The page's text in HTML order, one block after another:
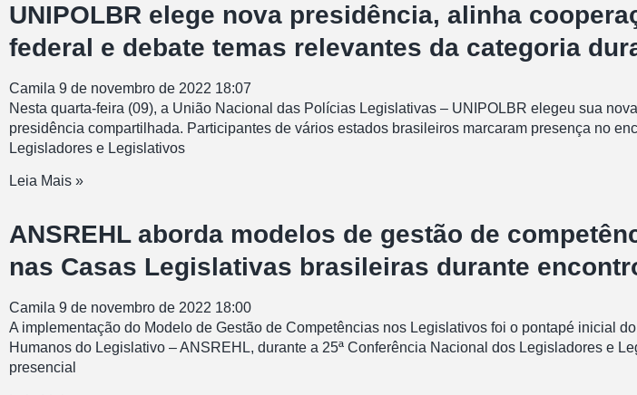
UNIPOLBR elege nova presidência, alinha
federal e debate temas relevantes da categoria
Camila 9 de novembro de 2022 18:07
Nesta quarta-feira (09), a União Nacional das Polícias Legislativas – UNIPOLBR elegeu sua
presidência compartilhada. Participantes de vários estados brasileiros marcaram presença no
Legisladores e Legislativos
Leia Mais »
ANSREHL aborda modelos de gestão de
nas Casas Legislativas brasileiras durante
Camila 9 de novembro de 2022 18:00
A implementação do Modelo de Gestão de Competências nos Legislativos foi o pontapé inicial
Humanos do Legislativo – ANSREHL, durante a 25ª Conferência Nacional dos Legisladores e
presencial